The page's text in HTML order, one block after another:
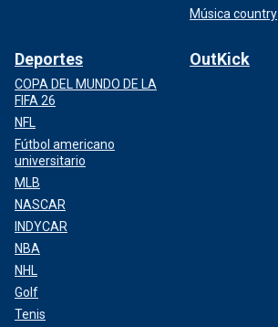
Música country
Deportes
COPA DEL MUNDO DE LA
FIFA 26
NFL
Fútbol americano
universitario
MLB
NASCAR
INDYCAR
NBA
NHL
Golf
Tenis
OutKick